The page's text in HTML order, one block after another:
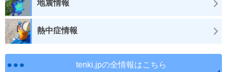
地震情報
熱中症情報
tenki.jpの全情報はこちら